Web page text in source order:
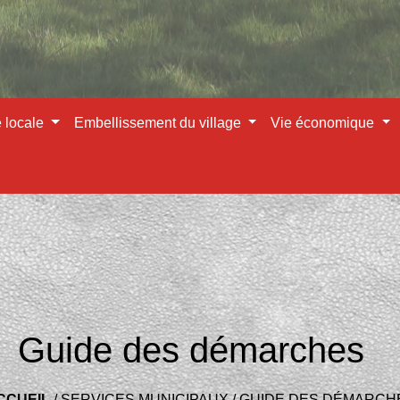
locale Embellissement du village Vie économique
Guide des démarches